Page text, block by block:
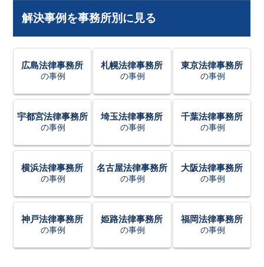
解決事例を事務所別に見る
広島法律事務所
の事例
札幌法律事務所
の事例
東京法律事務所
の事例
宇都宮法律事務所
の事例
埼玉法律事務所
の事例
千葉法律事務所
の事例
横浜法律事務所
の事例
名古屋法律事務所
の事例
大阪法律事務所
の事例
神戸法律事務所
の事例
姫路法律事務所
の事例
福岡法律事務所
の事例